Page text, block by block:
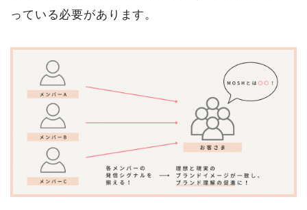
っている必要があります。